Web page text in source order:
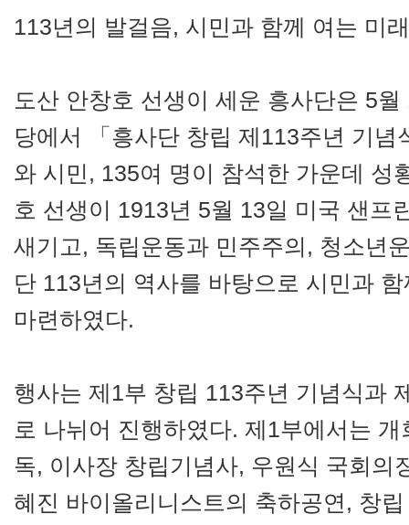
113년의 발걸음, 시민과 함께 여는 미래
도산 안창호 선생이 세운 흥사단은 5
당에서 「흥사단 창립 제113주년 기
와 시민, 135여 명이 참석한 가운데 성
호 선생이 1913년 5월 13일 미국 샌프
새기고, 독립운동과 민주주의, 청소년
단 113년의 역사를 바탕으로 시민과
마련하였다.
행사는 제1부 창립 113주년 기념식과
로 나뉘어 진행하였다. 제1부에서는
독, 이사장 창립기념사, 우원식 국회의
혜진 바이올리니스트의 축하공연, 창